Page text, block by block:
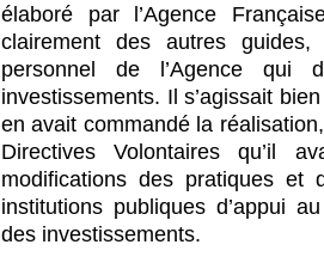
élaboré par l’Agence
clairement des autres
personnel de l’Agence
investissements. Il s’agissait
en avait commandé la
Directives Volontaires qu’il
modifications des pratiques et
institutions publiques d’appui
des investissements.